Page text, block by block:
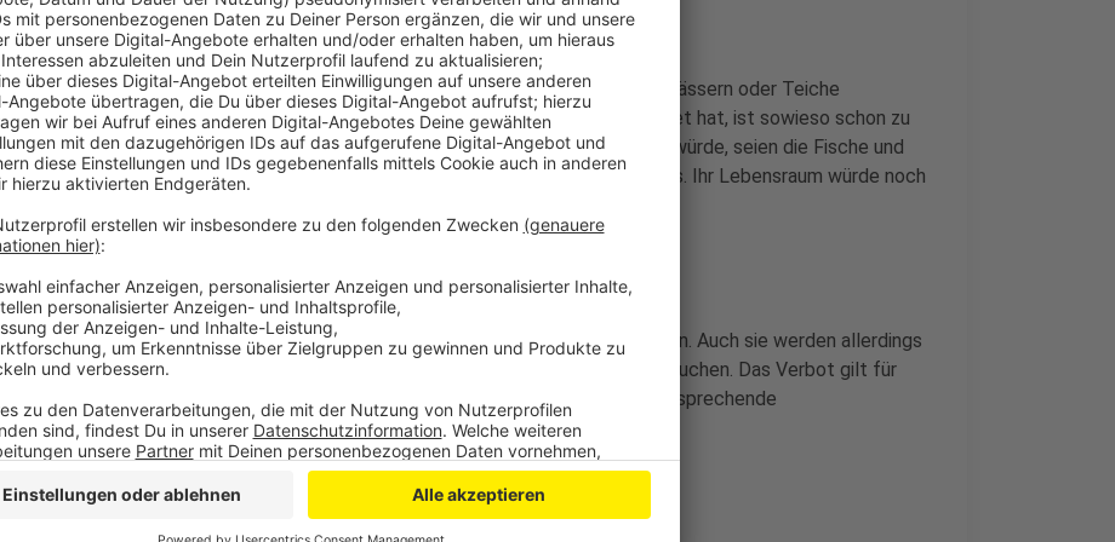
Manche Anlieger nutzen die Gewässer nämlich, um Gärten zu bewässern oder Teiche
aufzufüllen. Das ist aber verboten. Denn weil es so wenig geregnet hat, ist sowieso schon zu
wenig Wasser in den Flüssen und Bächen. Wenn es noch weniger würde, seien die Fische und
andere Lebewesen im Wasser stark gefährdet, heißt es vom Kreis. Ihr Lebensraum würde noch
Ausgenommen von dem Verbot sind Landwirte, die ihr Vieh tränken. Auch sie werden allerdings
gebeten, andere Beschaffungsmöglichkeiten für das Wasser zu suchen. Das Verbot gilt für
alle oberirdischen Gewässer im Rhein-Sieg-Kreis. Der hat eine entsprechende
Allgemeinverfügung erlassen.